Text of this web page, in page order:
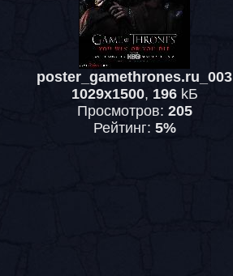
poster_gamethrones.ru_003
1029x1500, 196kБ
Просмотров: 205
Рейтинг: 5%